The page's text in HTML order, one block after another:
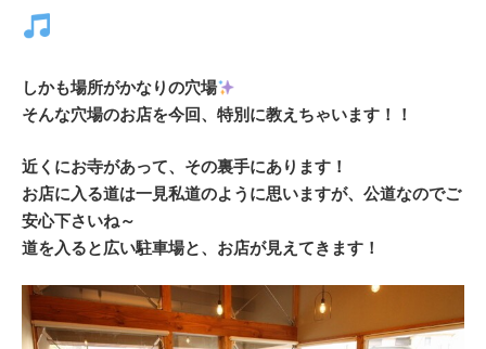
しかも場所がかなりの穴場
そんな穴場のお店を今回、特別に教えちゃいます！！
近くにお寺があって、その裏手にあります！
お店に入る道は一見私道のように思いますが、公道なのでご
安心下さいね～
道を入ると広い駐車場と、お店が見えてきます！